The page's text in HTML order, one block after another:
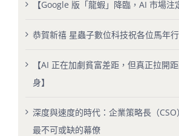
【Google 版「龍蝦」降臨，AI 市場注
恭賀新禧 星蟲子數位科技祝各位馬年
【AI 正在加劇貧富差距，但真正拉開
身】
深度與速度的時代：企業策略長（CSO
最不可或缺的幕僚